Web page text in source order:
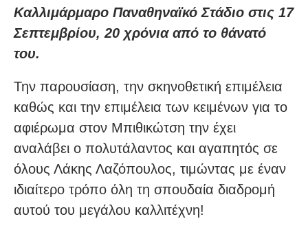
Καλλιμάρμαρο Παναθηναϊκό Στάδιο στις 17
Σεπτεμβρίου, 20 χρόνια από το θάνατό
του.
Την παρουσίαση, την σκηνοθετική επιμέλεια
καθώς και την επιμέλεια των κειμένων για το
αφιέρωμα στον Μπιθικώτση την έχει
αναλάβει ο πολυτάλαντος και αγαπητός σε
όλους Λάκης Λαζόπουλος, τιμώντας με έναν
ιδιαίτερο τρόπο όλη τη σπουδαία διαδρομή
αυτού του μεγάλου καλλιτέχνη!